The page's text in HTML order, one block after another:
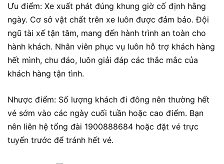
Ưu điểm: Xe xuất phát đúng khung giờ cố định hằng
ngày. Cơ sở vật chất trên xe luôn được đảm bảo. Đội
ngũ tài xế tận tâm, mang đến hành trình an toàn cho
hành khách. Nhân viên phục vụ luôn hỗ trợ khách hàng
hết mình, chu đáo, luôn giải đáp các thắc mắc của
khách hàng tận tình.
Nhược điểm: Số lượng khách đi đông nên thường hết
vé sớm vào các ngày cuối tuần hoặc cao điểm. Bạn
nên liên hệ tổng đài 1900888684 hoặc đặt vé trực
tuyến trước để tránh hết vé.